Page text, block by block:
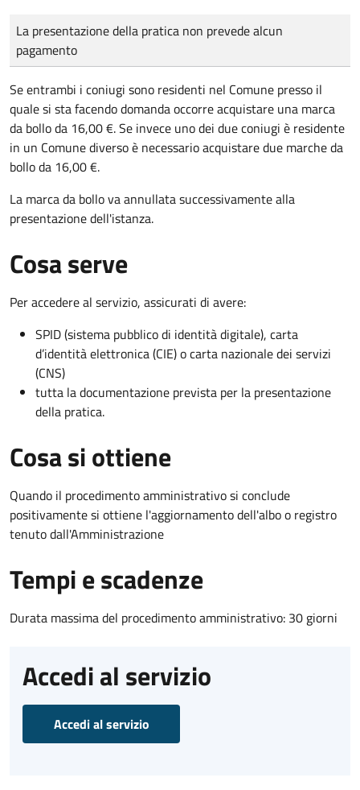
Tipo di pagamento
Importo
La presentazione della pratica non prevede alcun
pagamento
Se entrambi i coniugi sono residenti nel Comune presso il
quale si sta facendo domanda occorre acquistare una marca
da bollo da 16,00 €. Se invece uno dei due coniugi è residente
in un Comune diverso è necessario acquistare due marche da
bollo da 16,00 €.
La marca da bollo va annullata successivamente alla
presentazione dell'istanza.
Cosa serve
Per accedere al servizio, assicurati di avere:
SPID (sistema pubblico di identità digitale), carta
d’identità elettronica (CIE) o carta nazionale dei servizi
(CNS)
tutta la documentazione prevista per la presentazione
della pratica.
Cosa si ottiene
Quando il procedimento amministrativo si conclude
positivamente si ottiene l'aggiornamento dell'albo o registro
tenuto dall'Amministrazione
Tempi e scadenze
Durata massima del procedimento amministrativo: 30 giorni
Accedi al servizio
Accedi al servizio